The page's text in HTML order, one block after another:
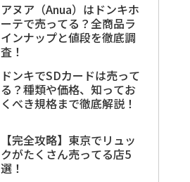
アヌア（Anua）はドンキホ
ーテで売ってる？全商品ラ
インナップと値段を徹底調
査！
ドンキでSDカードは売って
る？種類や価格、知ってお
くべき規格まで徹底解説！
【完全攻略】東京でリュッ
クがたくさん売ってる店5
選！